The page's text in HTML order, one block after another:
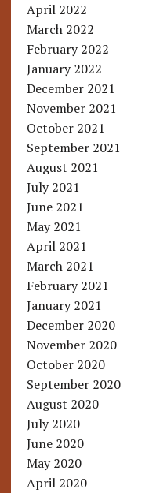
April 2022
March 2022
February 2022
January 2022
December 2021
November 2021
October 2021
September 2021
August 2021
July 2021
June 2021
May 2021
April 2021
March 2021
February 2021
January 2021
December 2020
November 2020
October 2020
September 2020
August 2020
July 2020
June 2020
May 2020
April 2020